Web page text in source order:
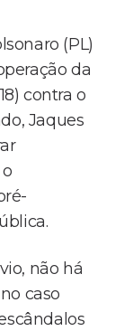
(PL)
da
contra o
Jaques
não há
caso